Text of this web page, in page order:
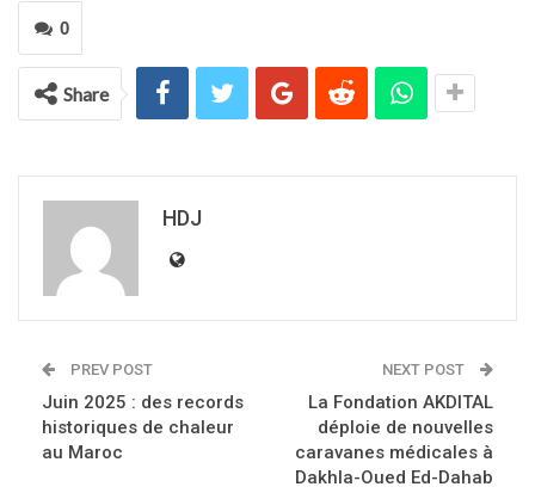
0
Share
HDJ
PREV POST
Juin 2025 : des records
historiques de chaleur
au Maroc
NEXT POST
La Fondation AKDITAL
déploie de nouvelles
caravanes médicales à
Dakhla-Oued Ed-Dahab